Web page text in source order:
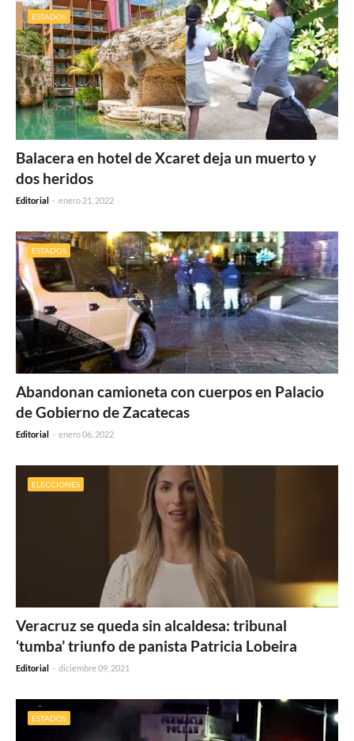
ESTADOS
Balacera en hotel de Xcaret deja un muerto y
dos heridos
Editorial - enero 21, 2022
ESTADOS
Abandonan camioneta con cuerpos en Palacio
de Gobierno de Zacatecas
Editorial - enero 06, 2022
ELECCIONES
Veracruz se queda sin alcaldesa: tribunal
‘tumba’ triunfo de panista Patricia Lobeira
Editorial - diciembre 09, 2021
ESTADOS